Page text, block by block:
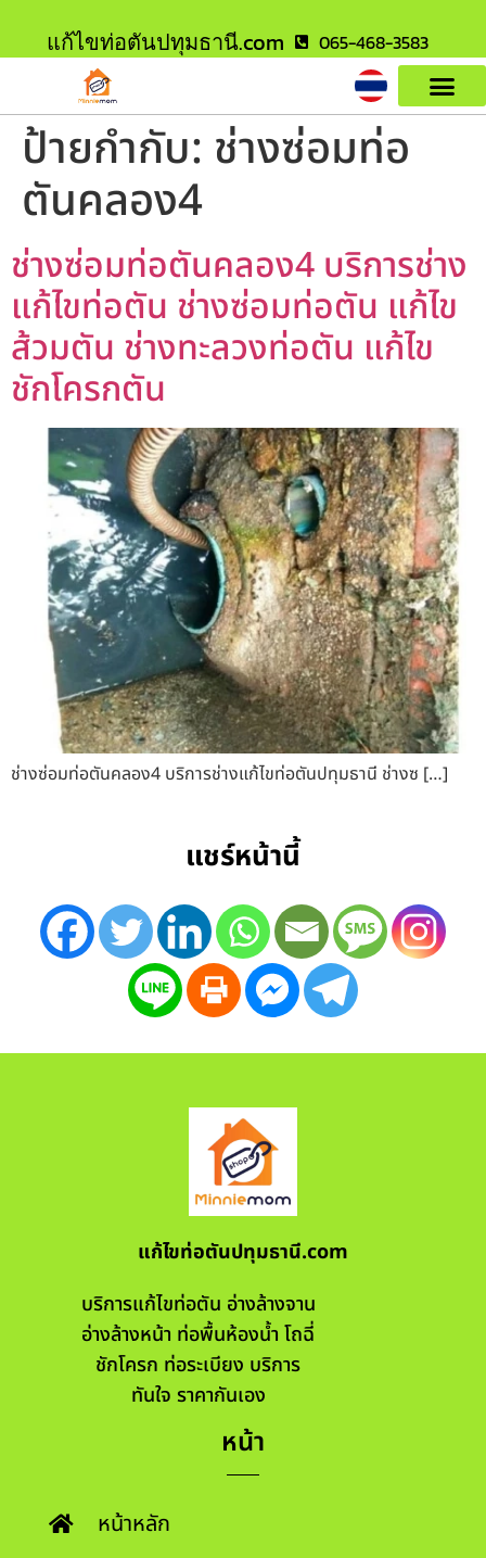
แก้ไขท่อตันปทุมธานี.com 065-468-3583
ป้ายกำกับ: ช่างซ่อมท่อ
ตันคลอง4
ช่างซ่อมท่อตันคลอง4 บริการช่าง
แก้ไขท่อตัน ช่างซ่อมท่อตัน แก้ไข
ส้วมตัน ช่างทะลวงท่อตัน แก้ไข
ชักโครกตัน
ช่างซ่อมท่อตันคลอง4 บริการช่างแก้ไขท่อตันปทุมธานี ช่างซ […]
แชร์หน้านี้
แก้ไขท่อตันปทุมธานี.com
บริการแก้ไขท่อตัน อ่างล้างจาน
อ่างล้างหน้า ท่อพื้นห้องน้ำ โถฉี่
ชักโครก ท่อระเบียง บริการ
ทันใจ ราคากันเอง
หน้า
หน้าหลัก